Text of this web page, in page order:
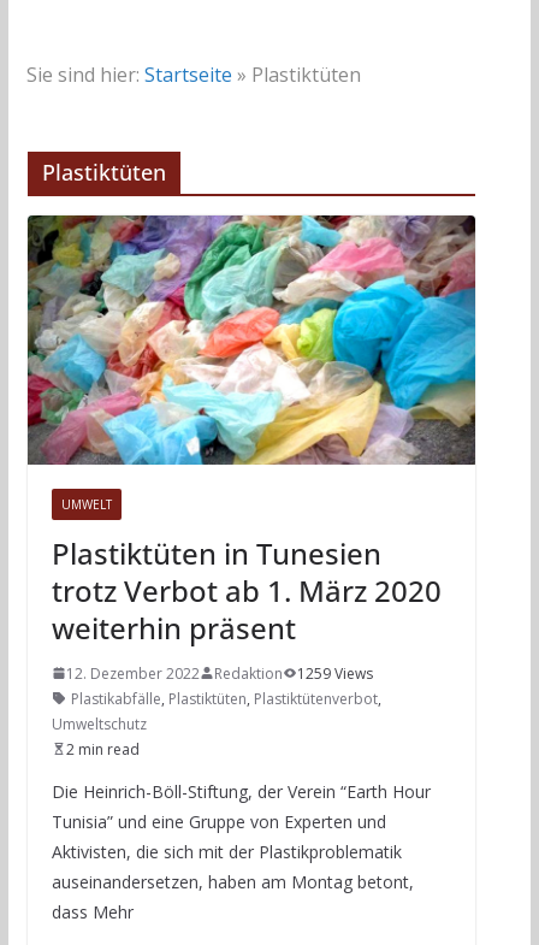
Sie sind hier: Startseite » Plastiktüten
Plastiktüten
UMWELT
Plastiktüten in Tunesien
trotz Verbot ab 1. März 2020
weiterhin präsent
12. Dezember 2022 Redaktion
1259 Views
Plastikabfälle, Plastiktüten, Plastiktütenverbot,
Umweltschutz
2 min read
Die Heinrich-Böll-Stiftung, der Verein “Earth Hour
Tunisia” und eine Gruppe von Experten und
Aktivisten, die sich mit der Plastikproblematik
auseinandersetzen, haben am Montag betont,
dass Mehr